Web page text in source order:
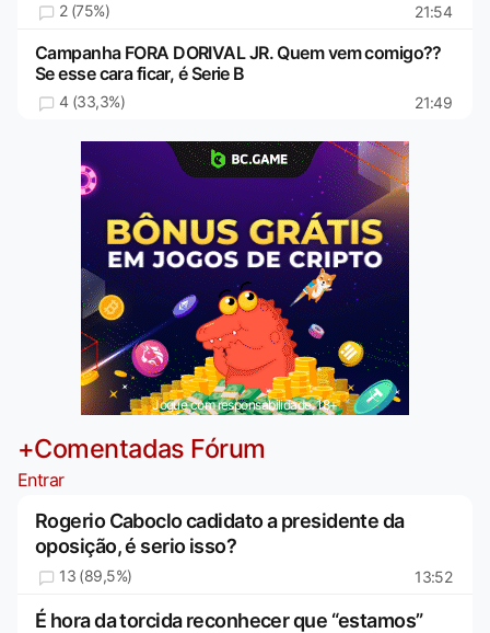
2 (75%) 21:54
Campanha FORA DORIVAL JR. Quem vem comigo??
Se esse cara ficar, é Serie B
4 (33,3%) 21:49
Jogue com responsabilidade. 18+
+Comentadas Fórum
Entrar
Rogerio Caboclo cadidato a presidente da
oposição, é serio isso?
13 (89,5%) 13:52
É hora da torcida reconhecer que “estamos”